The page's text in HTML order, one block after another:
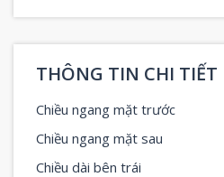
THÔNG TIN CHI TIẾT
Chiều ngang mặt trước
Chiều ngang mặt sau
Chiều dài bên trái